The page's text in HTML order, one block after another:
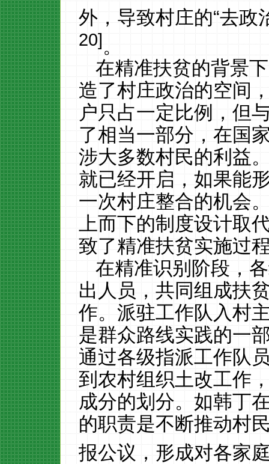
外，导致村庄的“去政
20]。
在精准扶贫的背景
造了村庄政治的空间
户只占一定比例，但
了相当一部分，在国
涉大多数村民的利益
就已经开启，如果能
一次村庄整合的机会
上而下的制度设计取
致了精准扶贫实施过
在精准识别阶段，
出人员，共同组成扶
作。派驻工作队入村
是群众路线实践的一
通过各级指派工作队
到农村组织土改工作
成分的划分。如韩丁
的职责是不断推动村
报公议，形成对各家